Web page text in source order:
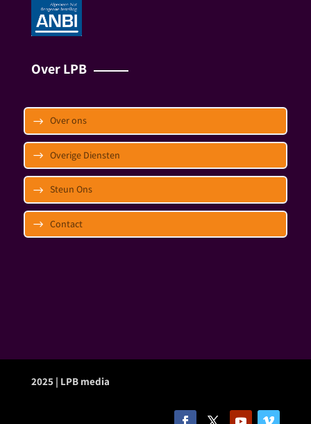
Over LPB
Over ons
Overige Diensten
Steun Ons
Contact
2025 | LPB media